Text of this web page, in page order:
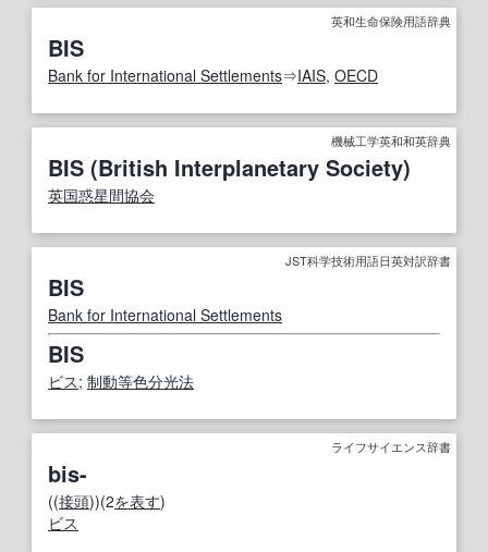
英和生命保険用語辞典
BIS
Bank for International Settlements⇒IAIS, OECD
機械工学英和和英辞典
BIS (British Interplanetary Society)
英国惑星間協会
JST科学技術用語日英対訳辞書
BIS
Bank for International Settlements
BIS
ビス; 制動等色分光法
ライフサイエンス辞書
bis-
((接頭))(2を表す)
ビス